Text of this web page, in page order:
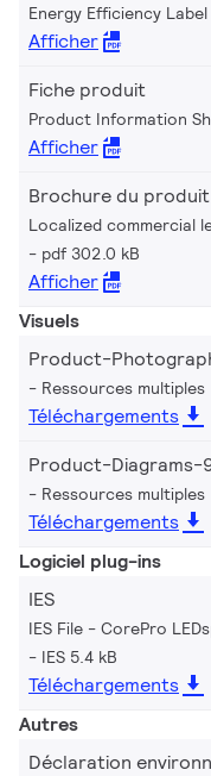
Energy Efficiency
Afficher
Fiche produit
Product Information
Afficher
Brochure du produit
Localized commercial
pdf 302.0 kB
Afficher
Visuels
Product-
Ressources multiples
Téléchargements
Product-Diagrams-
Ressources multiples
Téléchargements
Logiciel plug-ins
IES
IES File - CorePro
IES 5.4 kB
Téléchargements
Autres
Déclaration